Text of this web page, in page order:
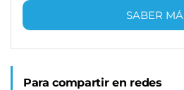
SABER
Para compartir en redes